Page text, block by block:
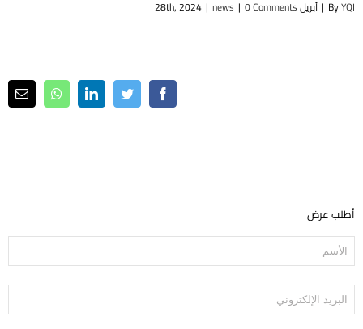
ByYQI
| أبريل 28th, 2024 | news | 0 Comments
Facebook
Twitter
LinkedIn
Whatsapp
أطلب عرض